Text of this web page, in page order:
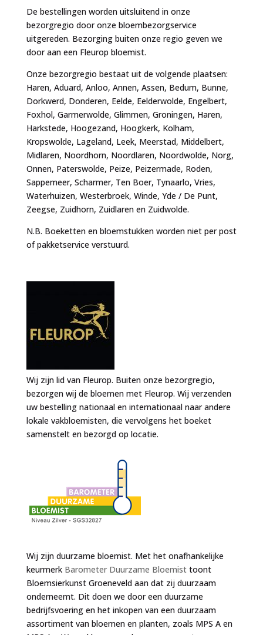
De bestellingen worden uitsluitend in onze
bezorgregio door onze bloembezorgservice
uitgereden. Bezorging buiten onze regio geven we
door aan een Fleurop bloemist.
Onze bezorgregio bestaat uit de volgende plaatsen:
Haren, Aduard, Anloo, Annen, Assen, Bedum, Bunne,
Dorkwerd, Donderen, Eelde, Eelderwolde, Engelbert,
Foxhol, Garmerwolde, Glimmen, Groningen, Haren,
Harkstede, Hoogezand, Hoogkerk, Kolham,
Kropswolde, Lageland, Leek, Meerstad, Middelbert,
Midlaren, Noordhorn, Noordlaren, Noordwolde, Norg,
Onnen, Paterswolde, Peize, Peizermade, Roden,
Sappemeer, Scharmer, Ten Boer, Tynaarlo, Vries,
Waterhuizen, Westerbroek, Winde, Yde / De Punt,
Zeegse, Zuidhorn, Zuidlaren en Zuidwolde.
N.B. Boeketten en bloemstukken worden niet per post
of pakketservice verstuurd.
Wij zijn lid van Fleurop. Buiten onze bezorgregio,
bezorgen wij de bloemen met Fleurop. Wij verzenden
uw bestelling nationaal en internationaal naar andere
lokale vakbloemisten, die vervolgens het boeket
samenstelt en bezorgd op locatie.
Wij zijn duurzame bloemist. Met het onafhankelijke
keurmerk Barometer Duurzame Bloemisttoont
Bloemsierkunst Groeneveld aan dat zij duurzaam
onderneemt. Dit doen we door een duurzame
bedrijfsvoering en het inkopen van een duurzaam
assortiment van bloemen en planten, zoals MPS A en